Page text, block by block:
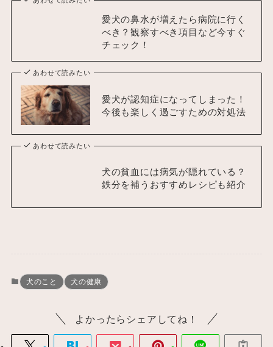
愛犬の鼻水が増えたら病院に行く
べき？観察すべき項目など今すぐ
チェック！
あわせて読みたい
愛犬が認知症になってしまった！
今後も楽しく過ごすための対処法
あわせて読みたい
犬の貧血には病気が隠れている？
鉄分を補うおすすめレシピも紹介
犬のこと 犬の健康
よかったらシェアしてね！